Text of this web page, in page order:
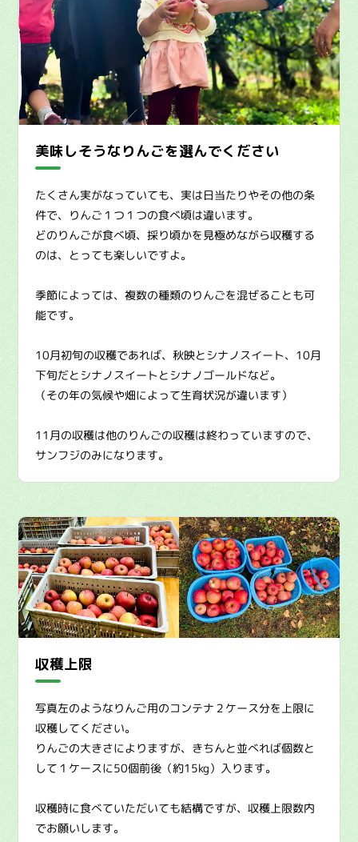
美味しそうなりんごを選んでください
たくさん実がなっていても、実は日当たりやその他の条
件で、りんご１つ１つの食べ頃は違います。
どのりんごが食べ頃、採り頃かを見極めながら収穫する
のは、とっても楽しいですよ。
季節によっては、複数の種類のりんごを混ぜることも可
能です。
10月初旬の収穫であれば、秋映とシナノスイート、10月
下旬だとシナノスイートとシナノゴールドなど。
（その年の気候や畑によって生育状況が違います）
11月の収穫は他のりんごの収穫は終わっていますので、
サンフジのみになります。
収穫上限
写真左のようなりんご用のコンテナ２ケース分を上限に
収穫してください。
りんごの大きさによりますが、きちんと並べれば個数と
して１ケースに50個前後（約15kg）入ります。
収穫時に食べていただいても結構ですが、収穫上限数内
でお願いします。